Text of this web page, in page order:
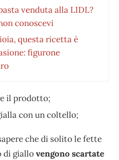
venduta alla LIDL?
conoscevi
questa ricetta è
figurone
il prodotto;
con un coltello;
che di solito le fette
di giallovengono scartate